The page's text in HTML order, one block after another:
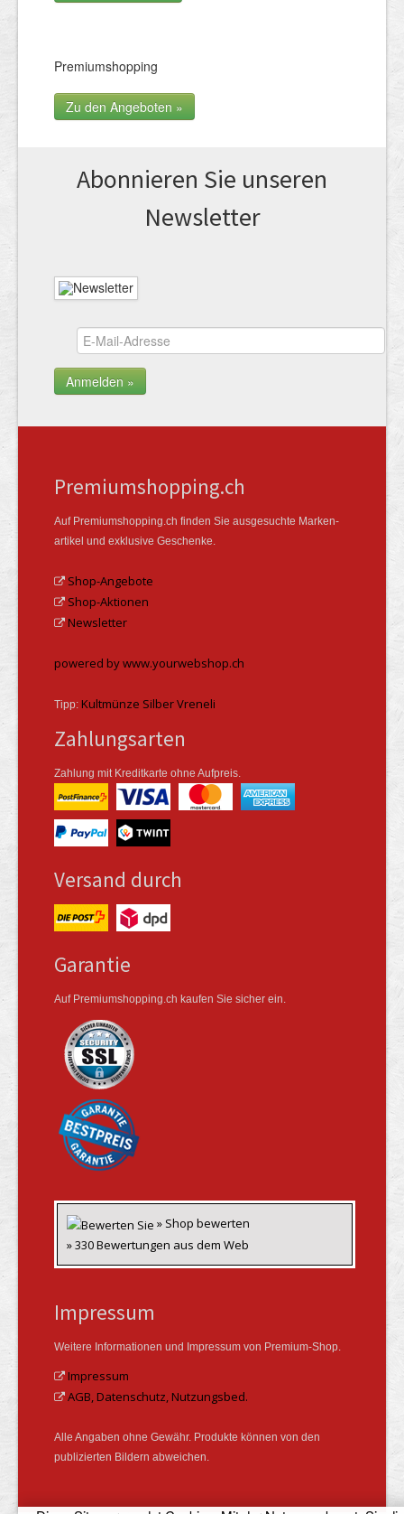
Premiumshopping
Zu den Angeboten »
Abonnieren Sie unseren
News­letter
Premiumshopping.ch
Auf Premiumshopping.ch finden Sie ausgesuchte Marken­
artikel und exklusive Geschenke.
Shop-Angebote
Shop-Aktionen
Newsletter
powered by www.yourwebshop.ch
Tipp: Kultmünze Silber Vreneli
Zahlungsarten
Zahlung mit Kreditkarte ohne Aufpreis.
Versand durch
Garantie
Auf Premiumshopping.ch kaufen Sie sicher ein.
» Shop bewerten
» 330 Bewertungen aus dem Web
Impressum
Weitere Informationen und Impressum von Premium-Shop.
Impressum
AGB, Datenschutz, Nutzungsbed.
Alle Angaben ohne Gewähr. Produkte können von den
publizierten Bildern abweichen.